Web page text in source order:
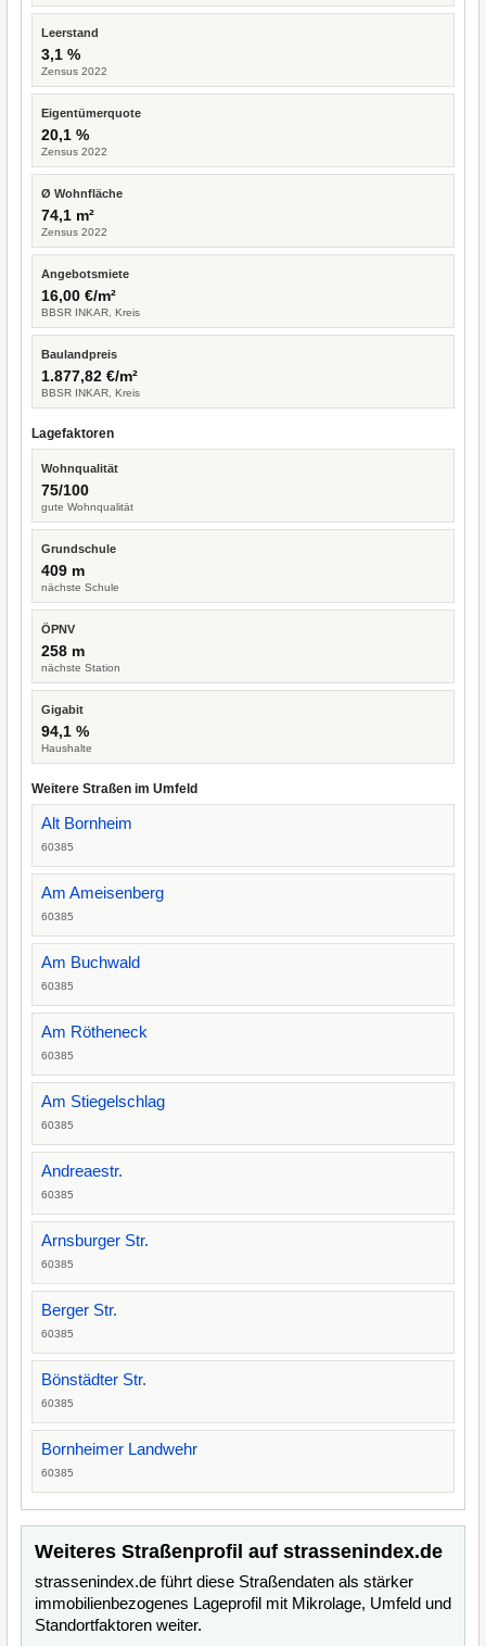
Leerstand
3,1 %
Zensus 2022
Eigentümerquote
20,1 %
Zensus 2022
Ø Wohnfläche
74,1 m²
Zensus 2022
Angebotsmiete
16,00 €/m²
BBSR INKAR, Kreis
Baulandpreis
1.877,82 €/m²
BBSR INKAR, Kreis
Lagefaktoren
Wohnqualität
75/100
gute Wohnqualität
Grundschule
409 m
nächste Schule
ÖPNV
258 m
nächste Station
Gigabit
94,1 %
Haushalte
Weitere Straßen im Umfeld
Alt Bornheim
60385
Am Ameisenberg
60385
Am Buchwald
60385
Am Rötheneck
60385
Am Stiegelschlag
60385
Andreaestr.
60385
Arnsburger Str.
60385
Berger Str.
60385
Bönstädter Str.
60385
Bornheimer Landwehr
60385
Weiteres Straßenprofil auf strassenindex.de
strassenindex.de führt diese Straßendaten als stärker
immobilienbezogenes Lageprofil mit Mikrolage, Umfeld und
Standortfaktoren weiter.